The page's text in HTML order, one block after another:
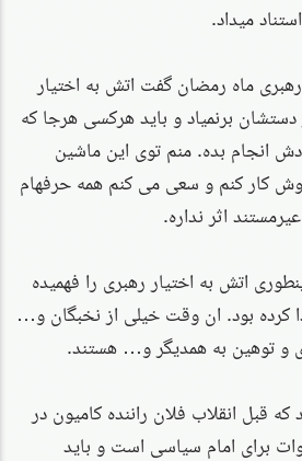
میداد.
ماه رمضان گفت اتش به اختیار
دستشان برنمیاد و باید هرکسی هرجا که
انجام بده. منم توی این ماشین
کار کنم و سعی می کنم همه حرفهام
اثر نداره.
اتش به اختیار رهبری را فهمیده
کرده بود. ان وقت خیلی از نخبگان و…
و توهین به همدیگر و… هستند.
قبل انقلاب فلان راننده کامیون در
برای امام سیاسی است و باید